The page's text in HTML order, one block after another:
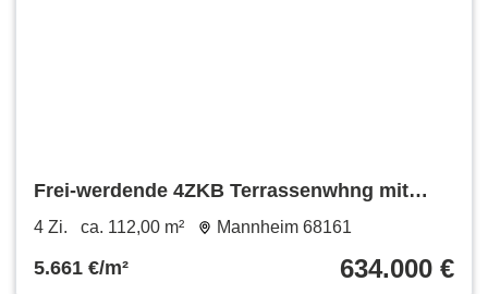
Frei-werdende 4ZKB Terrassenwhng mit
Chance zur Wohraumerweiterung Nähe
4 Zi. ca. 112,00 m² Mannheim 68161
5.661 €/m² 634.000 €